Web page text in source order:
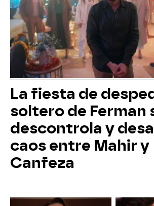
La fiesta de
soltero de Ferman
descontrola y
caos entre Mahir y
Canfeza